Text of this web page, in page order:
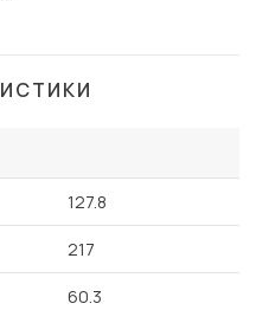
127.8
217
60.3